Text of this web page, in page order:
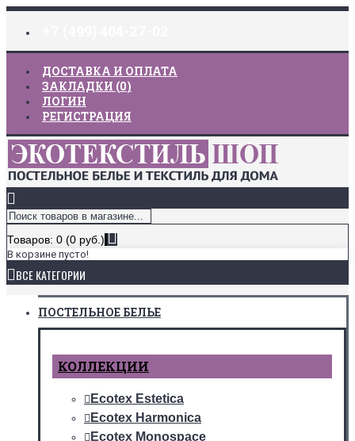
ДОСТАВКА И ОПЛАТА
ЗАКЛАДКИ (0)
ЛОГИН
РЕГИСТРАЦИЯ
Товаров: 0 (0 руб.)
В корзине пусто!
ВСЕ КАТЕГОРИИ
ПОСТЕЛЬНОЕ БЕЛЬЕ
КОЛЛЕКЦИИ
Ecotex Estetica
Ecotex Harmonica
Ecotex Monospace